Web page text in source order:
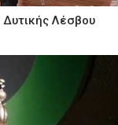
Δυτικής Λέσβου